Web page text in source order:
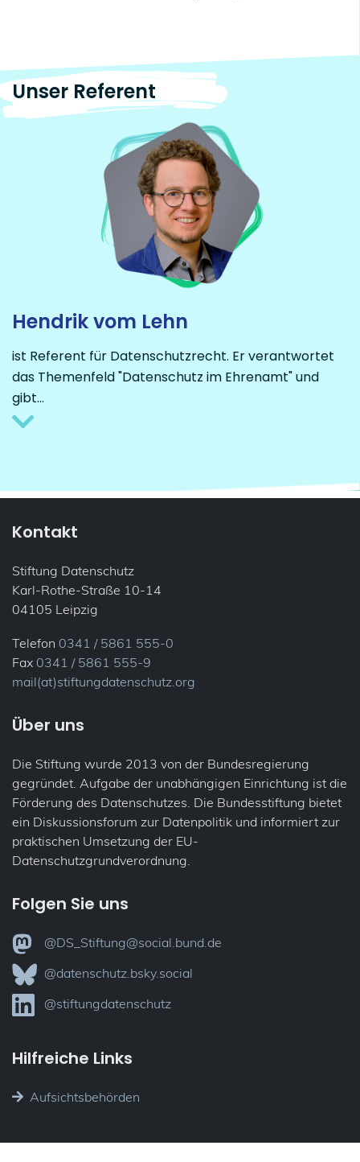
Unser Referent
Hendrik vom Lehn
ist Referent für Datenschutzrecht. Er verantwortet
das Themenfeld "Datenschutz im Ehrenamt" und
gibt…
Kontakt
Stiftung Datenschutz
Karl-Rothe-Straße 10-14
04105 Leipzig
Telefon 0341 / 5861 555-0
Fax 0341 / 5861 555-9
mail(at)stiftungdatenschutz.org
Über uns
Die Stiftung wurde 2013 von der Bundesregierung
gegründet. Aufgabe der unabhängigen Einrichtung ist die
Förderung des Datenschutzes. Die Bundesstiftung bietet
ein Diskussionsforum zur Datenpolitik und informiert zur
praktischen Umsetzung der EU-
Datenschutzgrundverordnung.
Folgen Sie uns
@DS_Stiftung@social.bund.de
@datenschutz.bsky.social
@stiftungdatenschutz
Hilfreiche Links
Aufsichtsbehörden